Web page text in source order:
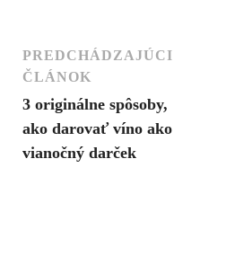
PREDCHÁDZAJÚCI
ČLÁNOK
3 originálne spôsoby,
ako darovať víno ako
vianočný darček